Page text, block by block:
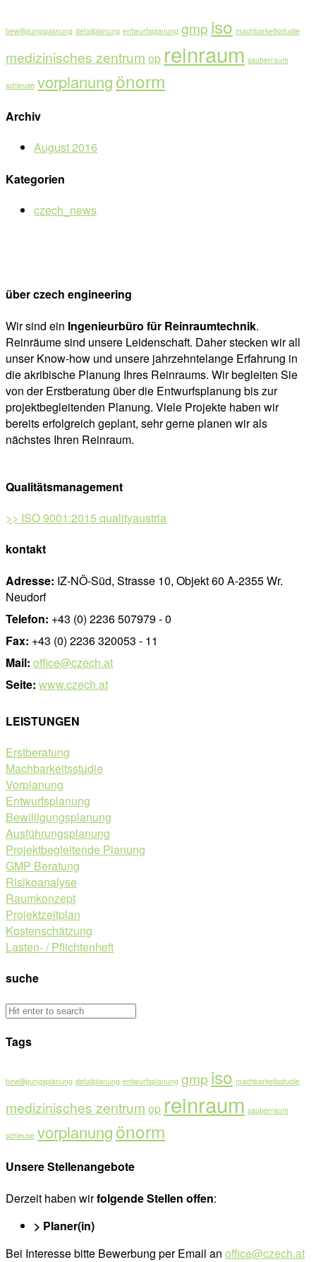
bewilligungsplanung detailplanung entwurfsplanung gmp iso machbarkeitsstudie
medizinisches zentrum op reinraum sauberraum
schleuse vorplanungönorm
Archiv
August 2016
Kategorien
czech_news
über czech engineering
Wir sind ein Ingenieurbüro für Reinraumtechnik.
Reinräume sind unsere Leidenschaft. Daher stecken wir all
unser Know-how und unsere jahrzehntelange Erfahrung in
die akribische Planung Ihres Reinraums. Wir begleiten Sie
von der Erstberatung über die Entwurfsplanung bis zur
projektbegleitenden Planung. Viele Projekte haben wir
bereits erfolgreich geplant, sehr gerne planen wir als
nächstes Ihren Reinraum.
Qualitätsmanagement
>> ISO 9001:2015 qualityaustria
kontakt
Adresse: IZ-NÖ-Süd, Strasse 10, Objekt 60 A-2355 Wr.
Neudorf
Telefon: +43 (0) 2236 507979 - 0
Fax: +43 (0) 2236 320053 - 11
Mail: office@czech.at
Seite: www.czech.at
LEISTUNGEN
Erstberatung
Machbarkeitsstudie
Vorplanung
Entwurfsplanung
Bewilligungsplanung
Ausführungsplanung
Projektbegleitende Planung
GMP Beratung
Risikoanalyse
Raumkonzept
Projektzeitplan
Kostenschätzung
Lasten- / Pflichtenheft
suche
Tags
bewilligungsplanung detailplanung entwurfsplanung gmp iso machbarkeitsstudie
medizinisches zentrum op reinraum sauberraum
schleuse vorplanungönorm
Unsere Stellenangebote
Derzeit haben wirfolgende Stellen offen:
> Planer(in)
Bei Interesse bitte Bewerbung per Email an office@czech.at